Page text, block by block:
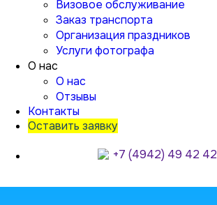
Визовое обслуживание
Заказ транспорта
Организация праздников
Услуги фотографа
О нас
О нас
Отзывы
Контакты
Оставить заявку
+7 (4942) 49 42 42